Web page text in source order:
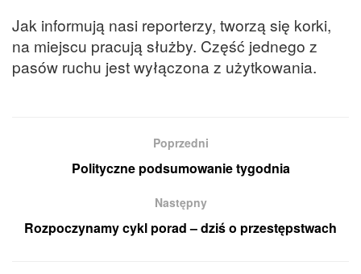
Jak informują nasi reporterzy, tworzą się korki,
na miejscu pracują służby. Część jednego z
pasów ruchu jest wyłączona z użytkowania.
Poprzedni
Polityczne podsumowanie tygodnia
Następny
Rozpoczynamy cykl porad – dziś o przestępstwach